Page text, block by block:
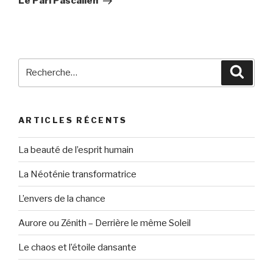
ARTICLES RÉCENTS
La beauté de l’esprit humain
La Néoténie transformatrice
L’envers de la chance
Aurore ou Zénith – Derrière le même Soleil
Le chaos et l’étoile dansante